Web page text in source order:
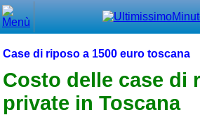
Case di riposo a 1500 euro toscana
Costo delle case di
private in Toscana
Menù principale
⌂ Home
🕐 Last Minute